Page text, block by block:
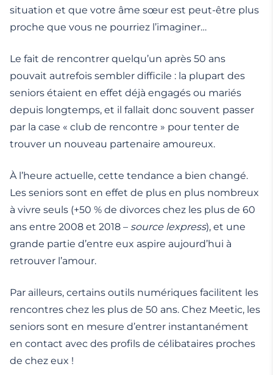
situation et que votre âme sœur est peut-être plus
proche que vous ne pourriez l’imaginer…
Le fait de rencontrer quelqu’un après 50 ans
pouvait autrefois sembler difficile : la plupart des
seniors étaient en effet déjà engagés ou mariés
depuis longtemps, et il fallait donc souvent passer
par la case « club de rencontre » pour tenter de
trouver un nouveau partenaire amoureux.
À l’heure actuelle, cette tendance a bien changé.
Les seniors sont en effet de plus en plus nombreux
à vivre seuls (+50 % de divorces chez les plus de 60
ans entre 2008 et 2018 – source lexpress), et une
grande partie d’entre eux aspire aujourd’hui à
retrouver l’amour.
Par ailleurs, certains outils numériques facilitent les
rencontres chez les plus de 50 ans. Chez Meetic, les
seniors sont en mesure d’entrer instantanément
en contact avec des profils de célibataires proches
de chez eux !